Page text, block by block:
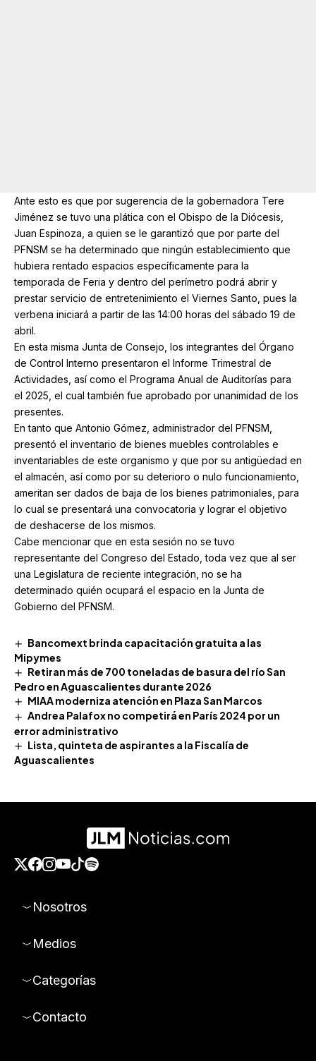
Ante esto es que por sugerencia de la gobernadora Tere
Jiménez se tuvo una plática con el Obispo de la Diócesis,
Juan Espinoza, a quien se le garantizó que por parte del
PFNSM se ha determinado que ningún establecimiento que
hubiera rentado espacios específicamente para la
temporada de Feria y dentro del perímetro podrá abrir y
prestar servicio de entretenimiento el Viernes Santo, pues la
verbena iniciará a partir de las 14:00 horas del sábado 19 de
abril.
En esta misma Junta de Consejo, los integrantes del Órgano
de Control Interno presentaron el Informe Trimestral de
Actividades, así como el Programa Anual de Auditorías para
el 2025, el cual también fue aprobado por unanimidad de los
presentes.
En tanto que Antonio Gómez, administrador del PFNSM,
presentó el inventario de bienes muebles controlables e
inventariables de este organismo y que por su antigüedad en
el almacén, así como por su deterioro o nulo funcionamiento,
ameritan ser dados de baja de los bienes patrimoniales, para
lo cual se presentará una convocatoria y lograr el objetivo
de deshacerse de los mismos.
Cabe mencionar que en esta sesión no se tuvo
representante del Congreso del Estado, toda vez que al ser
una Legislatura de reciente integración, no se ha
determinado quién ocupará el espacio en la Junta de
Gobierno del PFNSM.
Bancomext brinda capacitación gratuita a las
Mipymes
Retiran más de 700 toneladas de basura del río San
Pedro en Aguascalientes durante 2026
MIAA moderniza atención en Plaza San Marcos
Andrea Palafox no competirá en París 2024 por un
error administrativo
Lista, quinteta de aspirantes a la Fiscalía de
Aguascalientes
Nosotros
Medios
Categorías
Contacto